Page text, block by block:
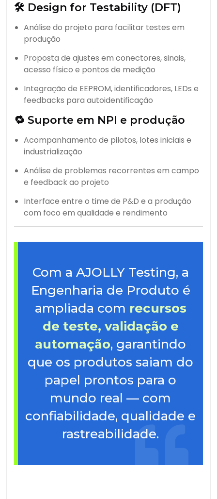
🛠️ Design for Testability (DFT)
Análise do projeto para facilitar testes em
produção
Proposta de ajustes em conectores, sinais,
acesso físico e pontos de medição
Integração de EEPROM, identificadores, LEDs e
feedbacks para autoidentificação
🔁 Suporte em NPI e produção
Acompanhamento de pilotos, lotes iniciais e
industrialização
Análise de problemas recorrentes em campo
e feedback ao projeto
Interface entre o time de P&D e a produção
com foco em qualidade e rendimento
Com a AJOLLY Testing, a
Engenharia de Produto é
ampliada com recursos
de teste, validação e
automação, garantindo
que os produtos saiam do
papel prontos para o
mundo real — com
confiabilidade, qualidade e
rastreabilidade.